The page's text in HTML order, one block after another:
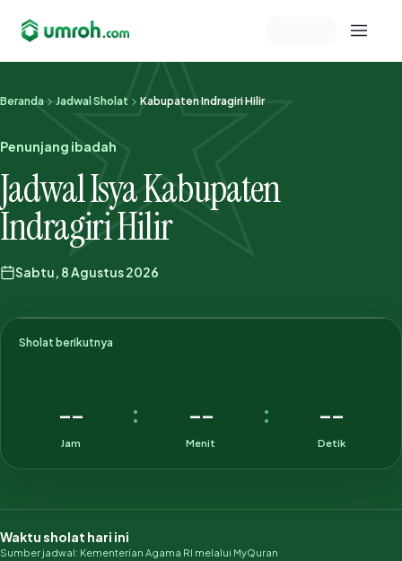
Memeriksa sesi akun
Beranda Jadwal Sholat Kabupaten Indragiri Hilir
Penunjang ibadah
Jadwal Isya Kabupaten
Indragiri Hilir
Sabtu, 8 Agustus 2026
Sholat berikutnya
--
Jam
: --
Menit
: --
Detik
Waktu sholat hari ini
Sumber jadwal: Kementerian Agama RI melalui MyQuran